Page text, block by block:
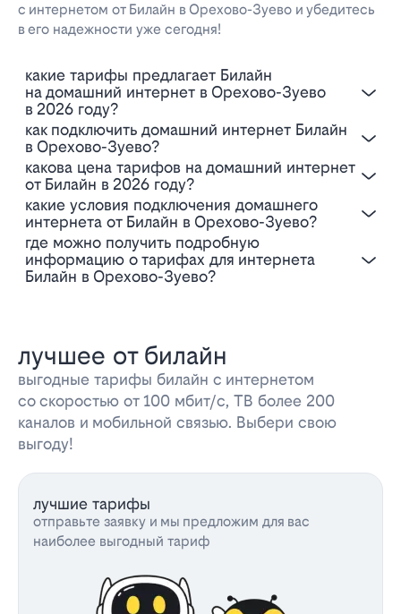
с интернетом от Билайн в Орехово-Зуево и убедитесь
в его надежности уже сегодня!
Какие тарифы предлагает Билайн
на домашний интернет в Орехово-Зуево
в 2026 году?
Как подключить домашний интернет Билайн
в Орехово-Зуево?
Какова цена тарифов на домашний интернет
от Билайн в 2026 году?
Какие условия подключения домашнего
интернета от Билайн в Орехово-Зуево?
Где можно получить подробную
информацию о тарифах для интернета
Билайн в Орехово-Зуево?
лучшее от билайн
выгодные тарифы билайн с интернетом
со скоростью от 100 мбит/с, ТВ более 200
каналов и мобильной связью. Выбери свою
выгоду!
лучшие тарифы
отправьте заявку и мы предложим для вас
наиболее выгодный тариф